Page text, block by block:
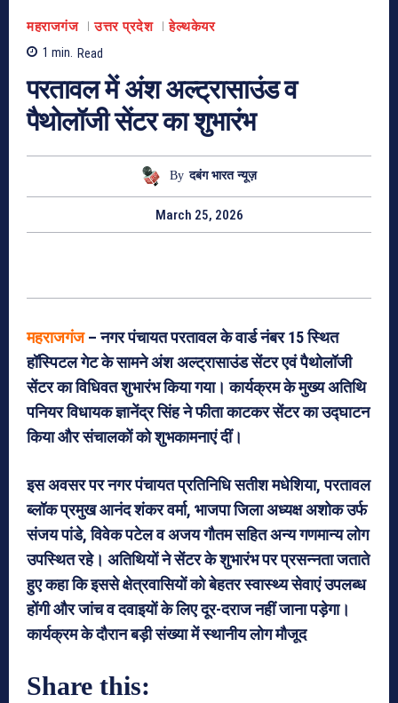
महराजगंज उत्तर प्रदेश
हेल्थकेयर
1 min. Read
परतावल में अंश अल्ट्रासाउंड व
पैथोलॉजी सेंटर का शुभारंभ
By दबंग भारत न्यूज़
March 25, 2026
महराजगंज – नगर पंचायत परतावल के वार्ड नंबर 15 स्थित
हॉस्पिटल गेट के सामने अंश अल्ट्रासाउंड सेंटर एवं पैथोलॉजी
सेंटर का विधिवत शुभारंभ किया गया। कार्यक्रम के मुख्य अतिथि
पनियर विधायक ज्ञानेंद्र सिंह ने फीता काटकर सेंटर का उद्घाटन
किया और संचालकों को शुभकामनाएं दीं।
इस अवसर पर नगर पंचायत प्रतिनिधि सतीश मधेशिया, परतावल
ब्लॉक प्रमुख आनंद शंकर वर्मा, भाजपा जिला अध्यक्ष अशोक उर्फ
संजय पांडे, विवेक पटेल व अजय गौतम सहित अन्य गणमान्य लोग
उपस्थित रहे। अतिथियों ने सेंटर के शुभारंभ पर प्रसन्नता जताते
हुए कहा कि इससे क्षेत्रवासियों को बेहतर स्वास्थ्य सेवाएं उपलब्ध
होंगी और जांच व दवाइयों के लिए दूर-दराज नहीं जाना पड़ेगा।
कार्यक्रम के दौरान बड़ी संख्या में स्थानीय लोग मौजूद
Share this: